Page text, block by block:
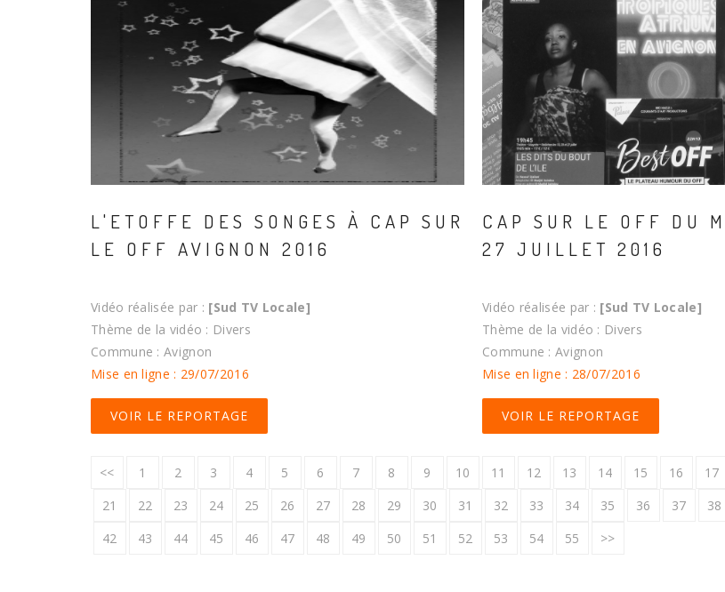
L'ETOFFE DES SONGES À CAP SUR
LE OFF AVIGNON 2016
Vidéo réalisée par : [Sud TV Locale]
Thème de la vidéo : Divers
Commune : Avignon
Mise en ligne : 29/07/2016
VOIR LE REPORTAGE
CAP SUR LE OFF DU
27 JUILLET 2016
Vidéo réalisée par : [Sud TV Locale]
Thème de la vidéo : Divers
Commune : Avignon
Mise en ligne : 28/07/2016
VOIR LE REPORTAGE
<< 1 2 3 4 5 6 7 8 9 10 11 12 13 14 15 16 17
21
22 23 24 25 26 27 28 29 30 31 32 33 34 35 36 37 38
42
43 44 45 46 47 48 49 50 51 52 53 54 55 >>